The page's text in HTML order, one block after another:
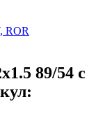
ROR
89/54 с